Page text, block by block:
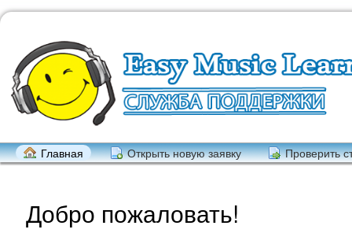
Главная Открыть новую заявку Проверить
Добро пожаловать!